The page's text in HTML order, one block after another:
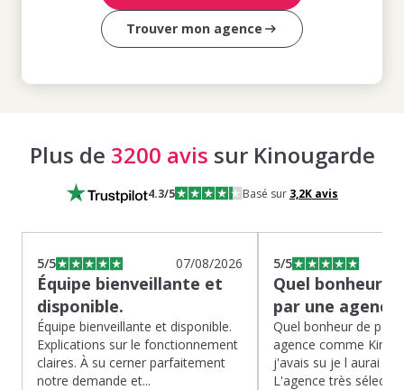
Trouver mon agence
Plus de 3200 avis sur Kinougarde
4.3/5 Basé sur 3,2Kavis
5/5 07/08/2026
Équipe bienveillante et
disponible.
Équipe bienveillante et disponible.
Explications sur le fonctionnement
claires. À su cerner parfaitement
notre demande et...
5/5
Quel bonheur
par une
Quel bonheur de
agence comme
j'avais su je l aurai
L'agence très